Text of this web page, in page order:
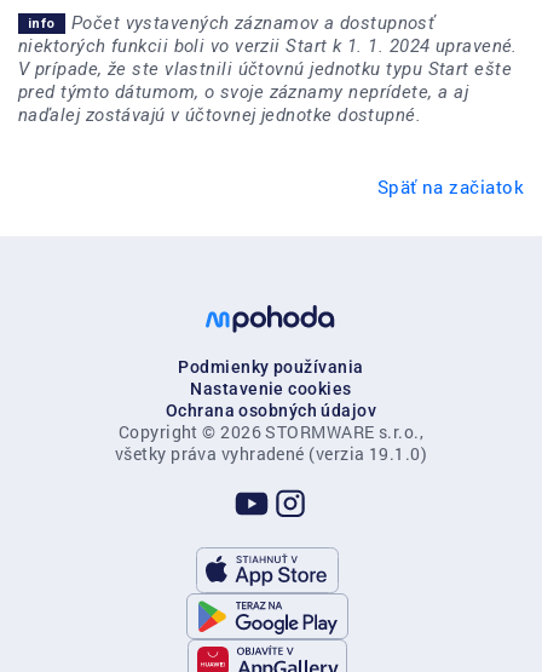
Počet vystavených záznamov a dostupnosť
niektorých funkcii boli vo verzii Start k 1. 1. 2024 upravené.
V prípade, že ste vlastnili účtovnú jednotku typu Start ešte
pred týmto dátumom, o svoje záznamy neprídete, a aj
naďalej zostávajú v účtovnej jednotke dostupné.
Späť na začiatok
Podmienky používania
Nastavenie cookies
Ochrana osobných údajov
Copyright © 2026 STORMWARE s.r.o.,
všetky práva vyhradené (verzia 19.1.0)